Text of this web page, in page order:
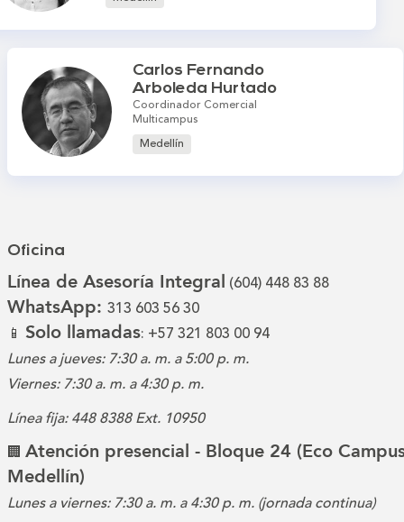
Carlos Fernando
Arboleda Hurtado
Coordinador Comercial
Multicampus
Medellín
Oficina
Línea de Asesoría Integral (604) 448 83 88
WhatsApp: 313 603 56 30
📱 Solo llamadas: +57 321 803 00 94
Lunes a jueves: 7:30 a. m. a 5:00 p. m.
Viernes: 7:30 a. m. a 4:30 p. m.
Línea fija: 448 8388 Ext. 10950
🏢 Atención presencial - Bloque 24 (Eco
Medellín)
Lunes a viernes: 7:30 a. m. a 4:30 p. m. (jornada continua)